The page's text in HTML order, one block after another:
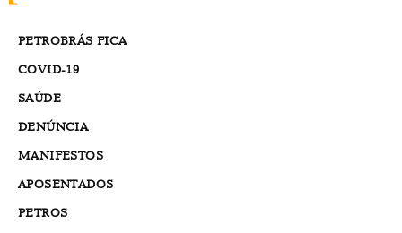
PETROBRÁS FICA
COVID-19
SAÚDE
DENÚNCIA
MANIFESTOS
APOSENTADOS
PETROS